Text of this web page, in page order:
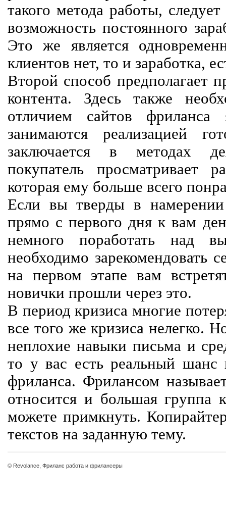
такого метода работы,
возможность постоянного
Это же является
клиентов нет, то и заработка,
Второй способ предполагает
контента. Здесь также
отличием сайтов
занимаются реализацией
заключается в методах
покупатель просматривает
которая ему больше всего
Если вы тверды в
прямо с первого дня к вам
немного поработать над
необходимо зарекомендовать
на первом этапе вам
новички прошли через это.
В период кризиса многие
все того же кризиса нелегко.
неплохие навыки письма и
то у вас есть реальный шанс
фриланса. Фрилансом
относится и большая группа
можете примкнуть.
текстов на заданную тему.
© Revolance, Фриланс работа и фрилансеры